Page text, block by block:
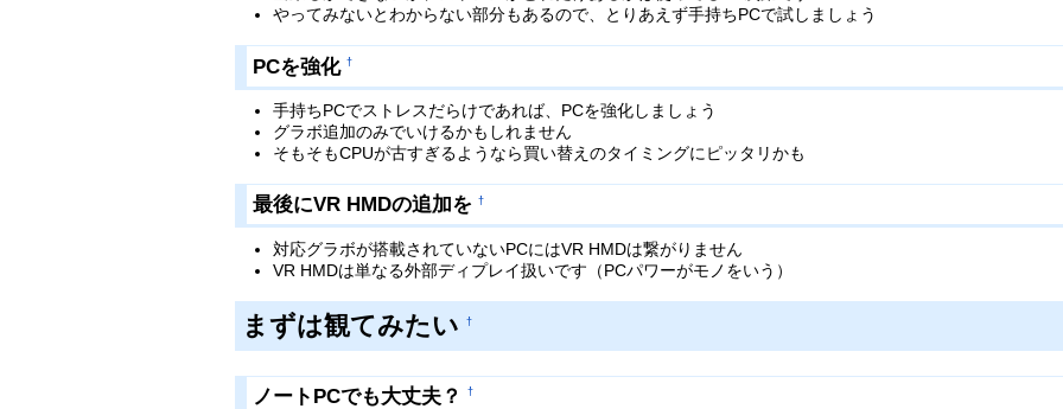
やってみないとわからない部分もあるので、とりあえず手持ちPCで試しましょう
PCを強化 †
手持ちPCでストレスだらけであれば、PCを強化しましょう
グラボ追加のみでいけるかもしれません
そもそもCPUが古すぎるようなら買い替えのタイミングにピッタリかも
最後にVR HMDの追加を †
対応グラボが搭載されていないPCにはVR HMDは繋がりません
VR HMDは単なる外部ディプレイ扱いです（PCパワーがモノをいう）
まずは観てみたい†
ノートPCでも大丈夫？ †